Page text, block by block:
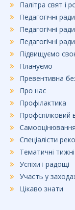
Палітра свят і
Педагогічні
Педагогічні
Педагогічні
Підвищуємо
Плануємо
Превентивна
Про нас
Профілактика
Профспілковий
Самооцінювання
Спеціалісти
Тематичні
Успіхи і радощі
Участь у
Цікаво знати